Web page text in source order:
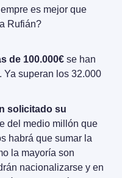
es mejor que
Rufián?
de 100.000€
Ya superan los 32.000
del medio millón que
habrá que sumar la
la mayoría son
nacionalizarse y en